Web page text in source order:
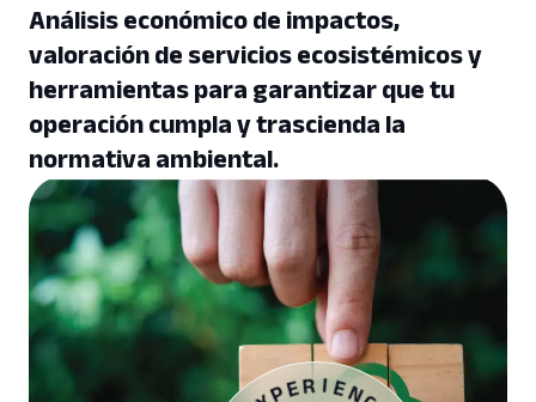
Análisis económico de impactos,
valoración de servicios ecosistémicos y
herramientas para garantizar que tu
operación cumpla y trascienda la
normativa ambiental.
CIA DE